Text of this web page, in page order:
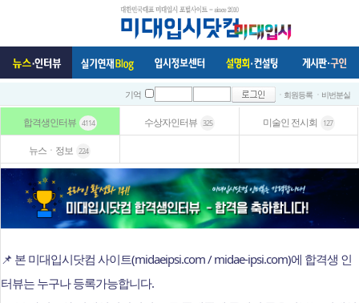
기억 ㆍ회원등록 ㆍ비번분실
합격생인터뷰 4114 수상자인터뷰 325 미술인 전시회 127
뉴스ㆍ정보 224
📌 본 미대입시닷컴 사이트(midaeipsi.com / midae-ipsi.com)에 합격생 인
터뷰는 누구나 등록가능합니다.